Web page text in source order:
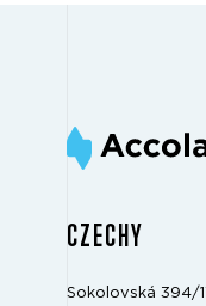
CZECHY
Sokolovská 394/